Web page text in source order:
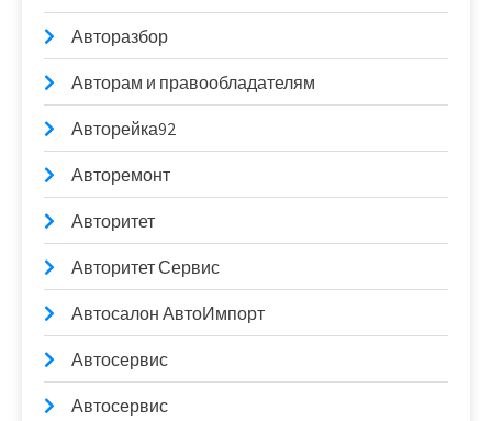
Авторазбор
Авторам и правообладателям
Авторейка92
Авторемонт
Авторитет
Авторитет Сервис
Автосалон АвтоИмпорт
Автосервис
Автосервис